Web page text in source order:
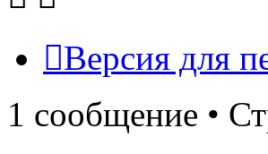
Версия для
1 сообщение •